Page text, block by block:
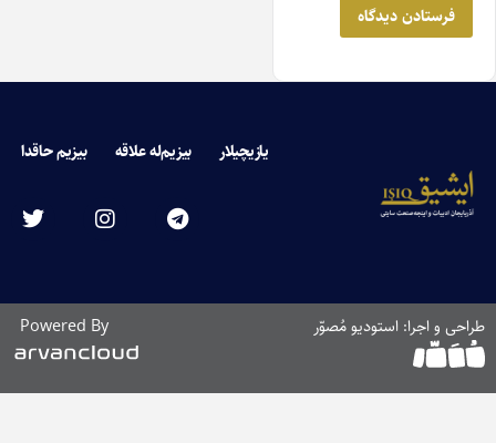
یازیچیلار بیزیم‌له علاقه بیزیم حاقدا
طراحی و اجرا: استودیو مُصوّر Powered By